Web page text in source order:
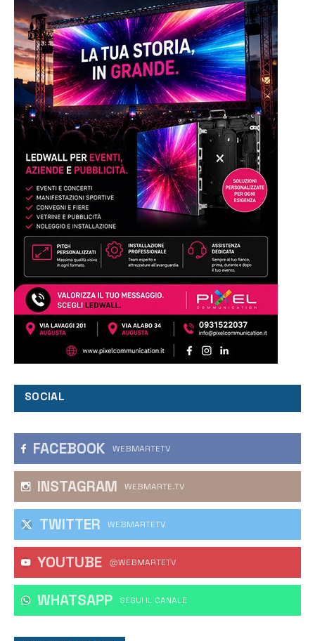
SOCIAL
FACEBOOK WEBMARTETV
INSTAGRAM WEBMARTE.TV
TWITTER WEBMARTETV
YOUTUBE @WEBMARTETV
WHATSAPP ‎SEGUI IL CANALE